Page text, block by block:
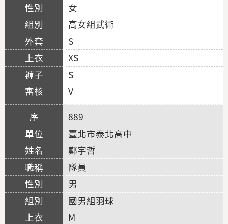
女
高女組武術
S
XS
S
V
889
臺北市泰北高中
鄭宇哲
隊員
男
國男組羽球
M